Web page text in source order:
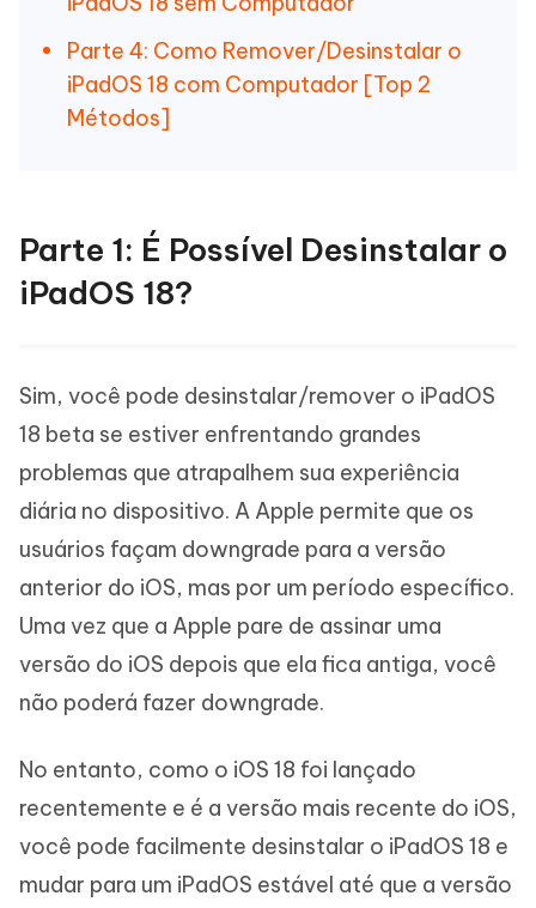
Parte 4: Como Remover/Desinstalar o
iPadOS 18 com Computador [Top 2
Métodos]
Parte 1: É Possível Desinstalar o
iPadOS 18?
Sim, você pode desinstalar/remover o iPadOS
18 beta se estiver enfrentando grandes
problemas que atrapalhem sua experiência
diária no dispositivo. A Apple permite que os
usuários façam downgrade para a versão
anterior do iOS, mas por um período específico.
Uma vez que a Apple pare de assinar uma
versão do iOS depois que ela fica antiga, você
não poderá fazer downgrade.
No entanto, como o iOS 18 foi lançado
recentemente e é a versão mais recente do iOS,
você pode facilmente desinstalar o iPadOS 18 e
mudar para um iPadOS estável até que a versão